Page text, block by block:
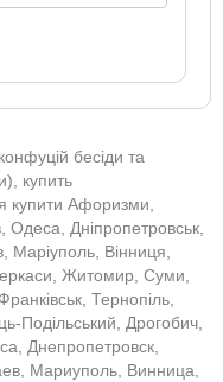
бесіди та
купить
купити Афоризми,
Одеса, Дніпропетровськ,
Маріуполь, Вінниця,
Житомир, Суми,
Тернопіль,
Подільський, Дрогобич,
Днепропетровск,
Мариуполь, Винница,